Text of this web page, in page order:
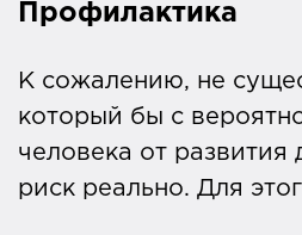
Профилактика
К сожалению, не
который бы с
человека от развития
риск реально. Для